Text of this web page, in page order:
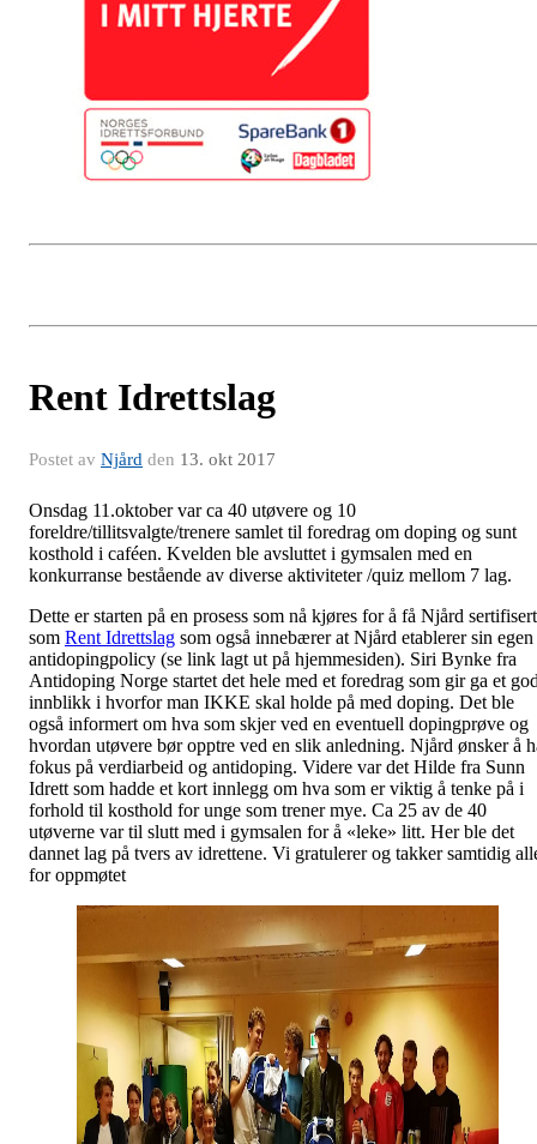
Rent Idrettslag
Postet av Njård den 13. okt 2017
Onsdag 11.oktober var ca 40 utøvere og 10
foreldre/tillitsvalgte/trenere samlet til foredrag om doping og sunt
kosthold i caféen. Kvelden ble avsluttet i gymsalen med en
konkurranse bestående av diverse aktiviteter /quiz mellom 7 lag.
Dette er starten på en prosess som nå kjøres for å få Njård sertifisert
som Rent Idrettslag som også innebærer at Njård etablerer sin egen
antidopingpolicy (se link lagt ut på hjemmesiden). Siri Bynke fra
Antidoping Norge startet det hele med et foredrag som gir ga et
innblikk i hvorfor man IKKE skal holde på med doping. Det ble
også informert om hva som skjer ved en eventuell dopingprøve og
hvordan utøvere bør opptre ved en slik anledning. Njård ønsker å
fokus på verdiarbeid og antidoping. Videre var det Hilde fra Sunn
Idrett som hadde et kort innlegg om hva som er viktig å tenke på i
forhold til kosthold for unge som trener mye. Ca 25 av de 40
utøverne var til slutt med i gymsalen for å «leke» litt. Her ble det
dannet lag på tvers av idrettene. Vi gratulerer og takker samtidig
for oppmøtet